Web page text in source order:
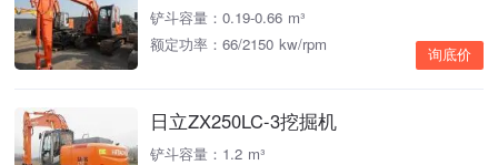
铲斗容量：0.19-0.66 m³
额定功率：66/2150 kw/rpm
询底价
日立ZX250LC-3挖掘机
铲斗容量：1.2 m³